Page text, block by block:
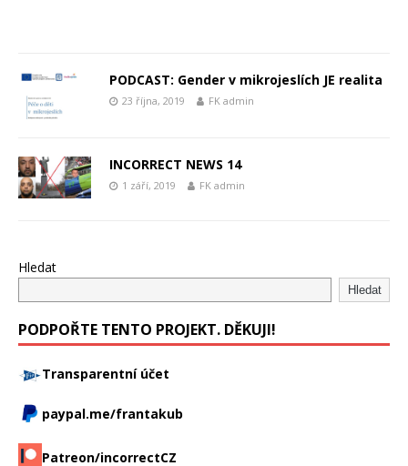
PODCAST: Gender v mikrojeslích JE realita
23 října, 2019 FK admin
INCORRECT NEWS 14
1 září, 2019 FK admin
Hledat
Hledat
PODPOŘTE TENTO PROJEKT. DĚKUJI!
Transparentní účet
paypal.me/frantakub
Patreon/incorrectCZ